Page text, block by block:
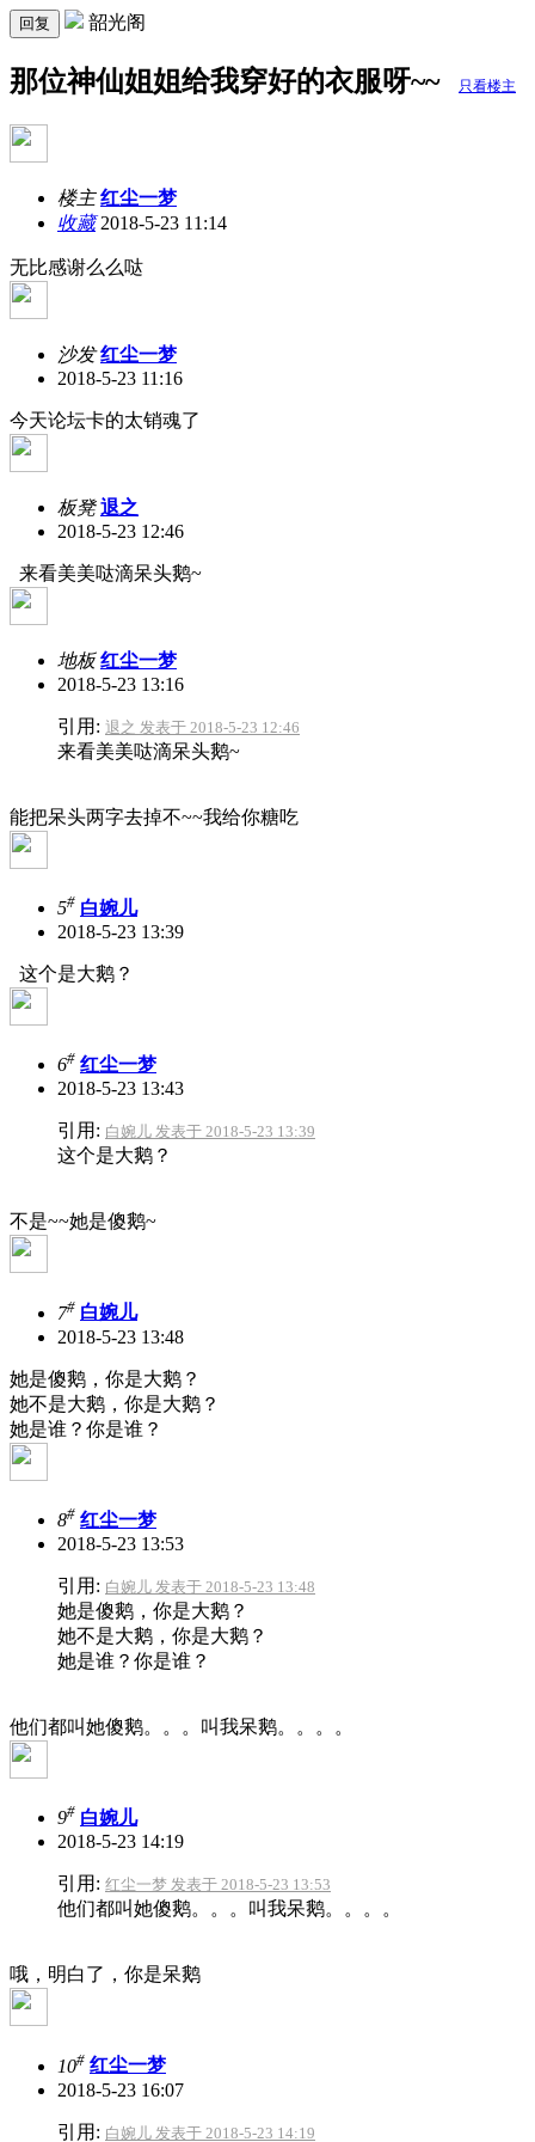
回复 韶光阁
那位神仙姐姐给我穿好的衣服呀~~ 只看楼主
楼主 红尘一梦
收藏2018-5-23 11:14
无比感谢么么哒
沙发 红尘一梦
2018-5-23 11:16
今天论坛卡的太销魂了
板凳 退之
2018-5-23 12:46
来看美美哒滴呆头鹅~
地板 红尘一梦
2018-5-23 13:16
引用: 退之 发表于 2018-5-23 12:46
来看美美哒滴呆头鹅~
能把呆头两字去掉不~~我给你糖吃
5# 白婉儿
2018-5-23 13:39
这个是大鹅？
6# 红尘一梦
2018-5-23 13:43
引用: 白婉儿 发表于 2018-5-23 13:39
这个是大鹅？
不是~~她是傻鹅~
7# 白婉儿
2018-5-23 13:48
她是傻鹅，你是大鹅？
她不是大鹅，你是大鹅？
她是谁？你是谁？
8# 红尘一梦
2018-5-23 13:53
引用: 白婉儿 发表于 2018-5-23 13:48
她是傻鹅，你是大鹅？
她不是大鹅，你是大鹅？
她是谁？你是谁？
他们都叫她傻鹅。。。叫我呆鹅。。。。
9# 白婉儿
2018-5-23 14:19
引用: 红尘一梦 发表于 2018-5-23 13:53
他们都叫她傻鹅。。。叫我呆鹅。。。。
哦，明白了，你是呆鹅
10# 红尘一梦
2018-5-23 16:07
引用: 白婉儿 发表于 2018-5-23 14:19